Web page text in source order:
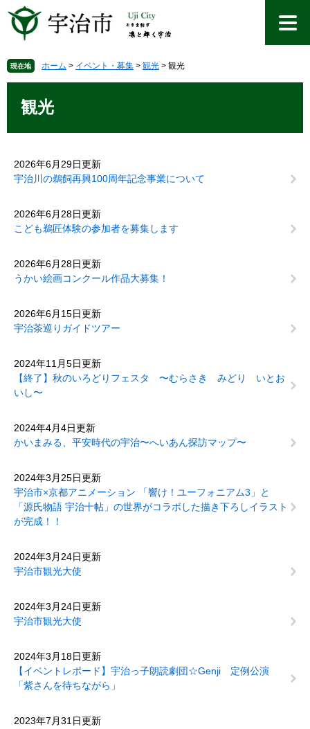
先を 現在地 ホーム > イベント・募集 > 観光 > 観光
観光
2026年6月29日更新
宇治川の鵜飼再興100周年記念事業について
2026年6月28日更新
こども鵜匠体験の参加者を募集します
2026年6月28日更新
うかい絵画コンクール作品大募集！
2026年6月15日更新
宇治茶巡りガイドツアー
2024年11月5日更新
【終了】秋のいろどりフェスタ 〜むらさき みどり いとお
いし〜
2024年4月4日更新
かいまみる、平安時代の宇治〜へいあん探訪マップ〜
2024年3月25日更新
宇治市×京都アニメーション 「響け！ユーフォニアム3」と
「源氏物語 宇治十帖」の世界がコラボした描き下ろしイラスト
が完成！！
2024年3月24日更新
宇治市観光大使
2024年3月24日更新
宇治市観光大使
2024年3月18日更新
【イベントレポード】宇治っ子朗読劇団☆Genji 定例公演
「紫さんを待ちながら」
2023年7月31日更新